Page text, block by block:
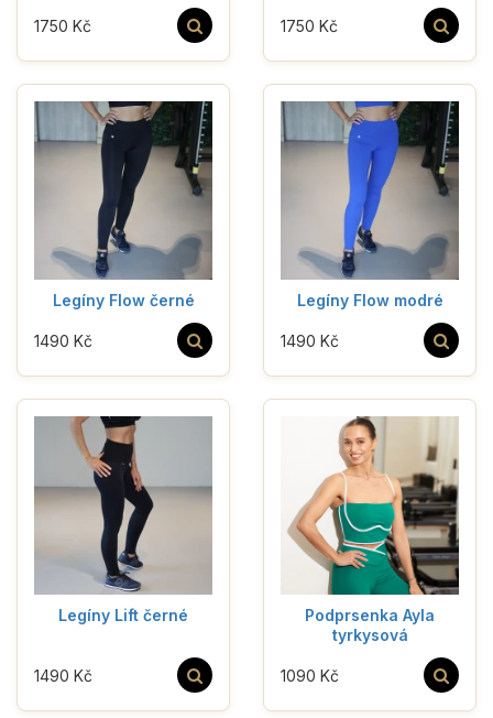
1750 Kč 1750 Kč
Legíny Flow černé
1490 Kč
Legíny Flow modré
1490 Kč
Legíny Lift černé
1490 Kč
Podprsenka Ayla
tyrkysová
1090 Kč